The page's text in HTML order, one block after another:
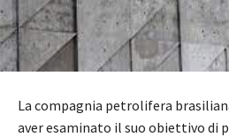
La compagnia petrolifera
aver esaminato il suo obiettivo di